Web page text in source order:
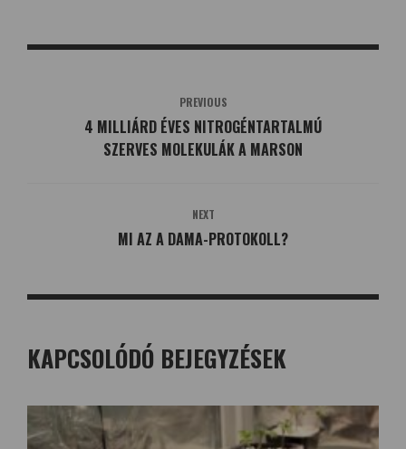
PREVIOUS
4 MILLIÁRD ÉVES NITROGÉNTARTALMÚ
SZERVES MOLEKULÁK A MARSON
NEXT
MI AZ A DAMA-PROTOKOLL?
KAPCSOLÓDÓ BEJEGYZÉSEK